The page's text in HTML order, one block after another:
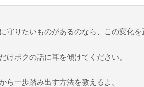
守りたいものがあるのなら、この変化を
けボクの話に耳を傾けてください。
ら一歩踏み出す方法を教えるよ。